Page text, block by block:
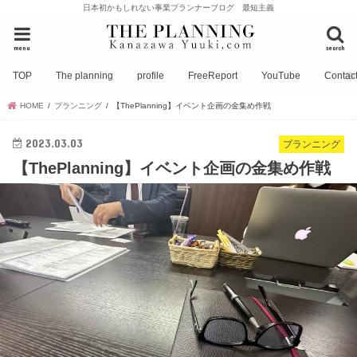
日本初かもしれない事業プランナーブログ 最短主義
search
menu
TOP The planning profile FreeReport YouTube
HOME プランニング 【ThePlanning】イベント企画の金集め作戦
プランニング
2023.03.03
【ThePlanning】イベント企画の金集め作戦